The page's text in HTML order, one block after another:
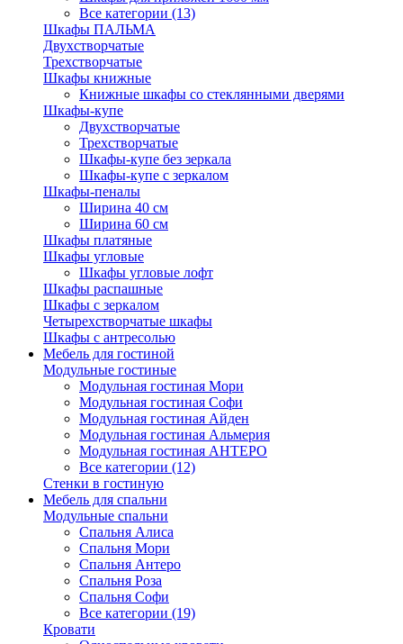
Все категории (13)
Шкафы ПАЛЬМА
Двухстворчатые
Трехстворчатые
Шкафы книжные
Книжные шкафы со стеклянными дверями
Шкафы-купе
Двухстворчатые
Трехстворчатые
Шкафы-купе без зеркала
Шкафы-купе с зеркалом
Шкафы-пеналы
Ширина 40 см
Ширина 60 см
Шкафы платяные
Шкафы угловые
Шкафы угловые лофт
Шкафы распашные
Шкафы с зеркалом
Четырехстворчатые шкафы
Шкафы с антресолью
Мебель для гостиной
Модульные гостиные
Модульная гостиная Мори
Модульная гостиная Софи
Модульная гостиная Айден
Модульная гостиная Альмерия
Модульная гостиная АНТЕРО
Все категории (12)
Стенки в гостиную
Мебель для спальни
Модульные спальни
Спальня Алиса
Спальня Мори
Спальня Антеро
Спальня Роза
Спальня Софи
Все категории (19)
Кровати